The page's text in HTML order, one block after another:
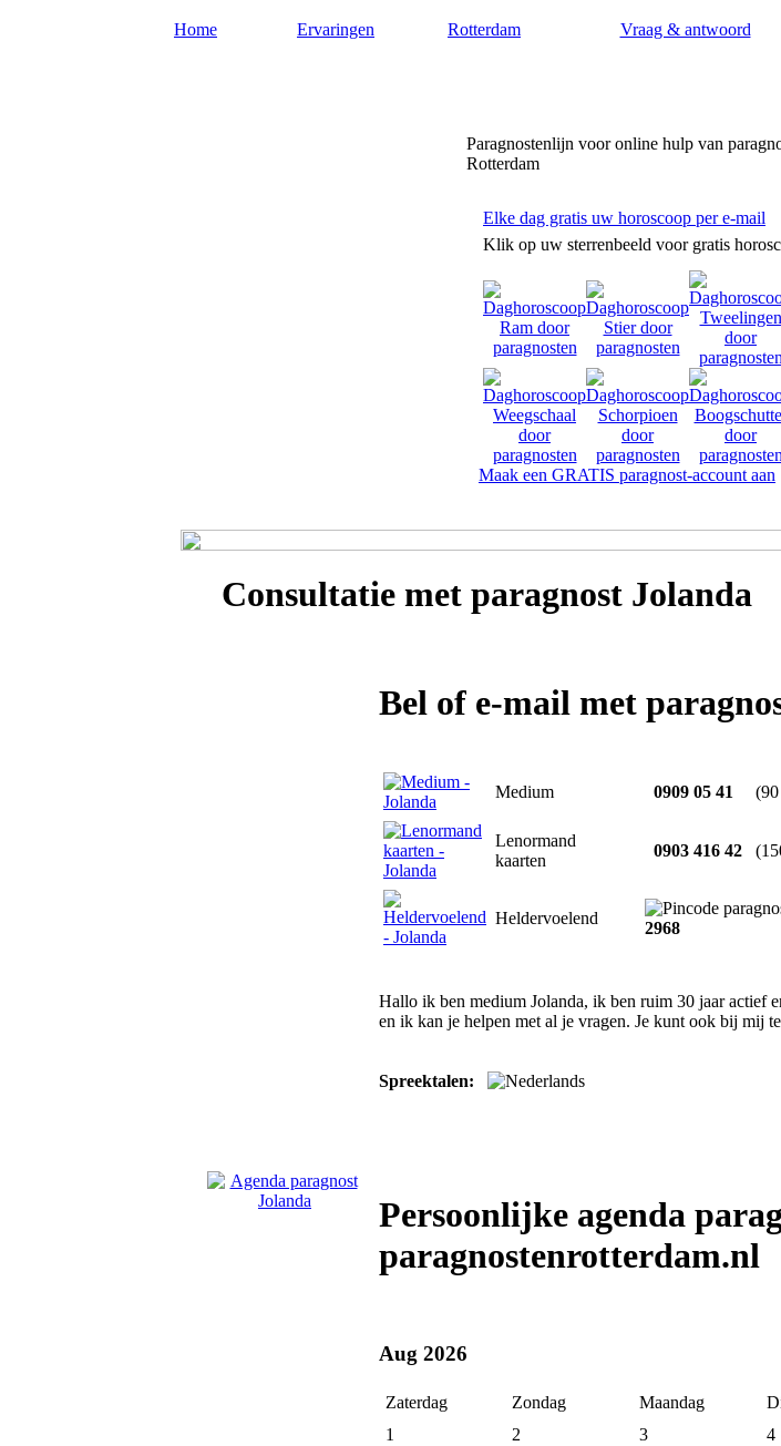
Home Ervaringen Rotterdam Vraag & antwoord
Paragnostenlijn voor online hulp van
Rotterdam
Elke dag gratis uw horoscoop per e-mail
Klik op uw sterrenbeeld voor gratis
Maak een GRATIS paragnost-account aan
Consultatie met paragnost Jolanda
Bel of e-mail met
Medium 0909 05 41
Lenormand
kaarten
0903 416 42
Heldervoelend
2968
Hallo ik ben medium Jolanda, ik ben ruim 30 jaar actief
en ik kan je helpen met al je vragen. Je kunt ook bij mij
Spreektalen:
Persoonlijke agenda
paragnostenrotterdam.nl
Aug 2026
Zaterdag Zondag Maandag
1
2 3 4